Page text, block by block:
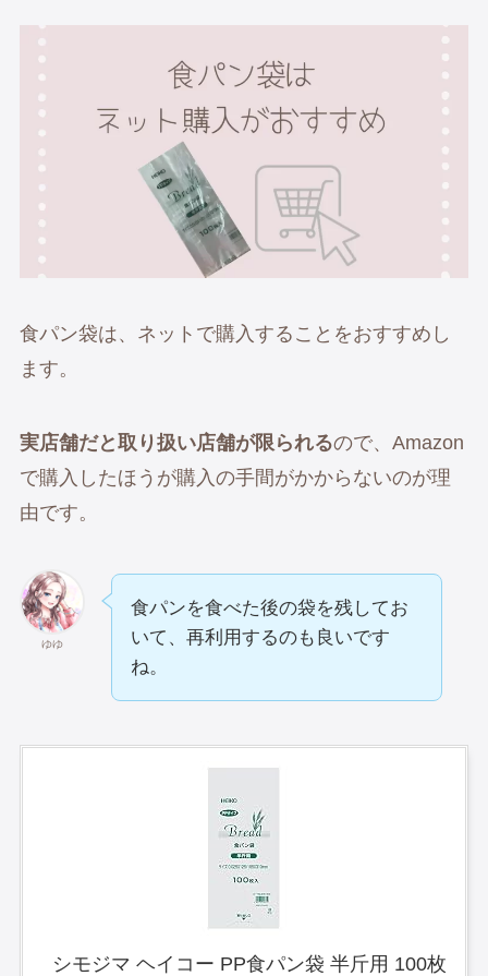
食パン袋は、ネットで購入することをおすすめし
ます。
実店舗だと取り扱い店舗が限られるので、Amazon
で購入したほうが購入の手間がかからないのが理
由です。
ゆゆ
食パンを食べた後の袋を残してお
いて、再利用するのも良いです
ね。
シモジマ ヘイコー PP食パン袋 半斤用 100枚